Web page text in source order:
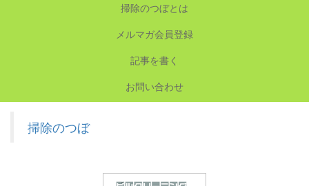
掃除のつぼとは
メルマガ会員登録
記事を書く
お問い合わせ
掃除のつぼ